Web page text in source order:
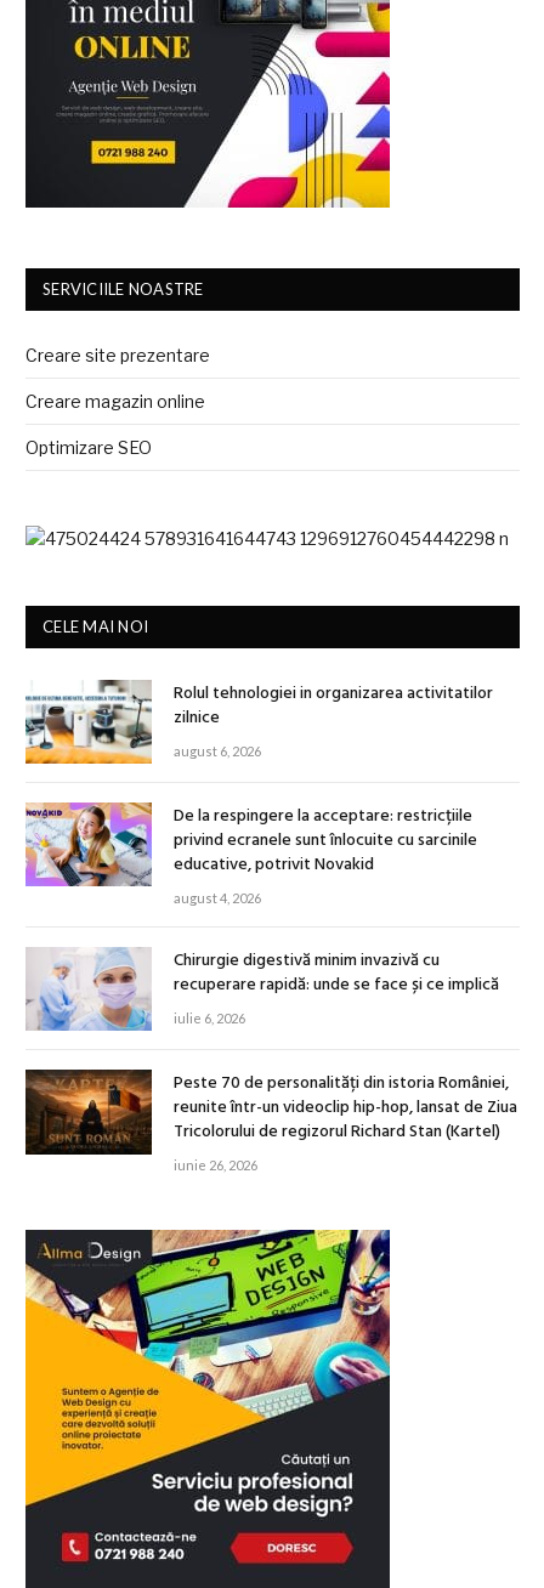
SERVICIILE NOASTRE
Creare site prezentare
Creare magazin online
Optimizare SEO
CELE MAI NOI
Rolul tehnologiei in organizarea activitatilor
zilnice
august 6, 2026
De la respingere la acceptare: restricțiile
privind ecranele sunt înlocuite cu sarcinile
educative, potrivit Novakid
august 4, 2026
Chirurgie digestivă minim invazivă cu
recuperare rapidă: unde se face și ce implică
iulie 6, 2026
Peste 70 de personalități din istoria României,
reunite într-un videoclip hip-hop, lansat de Ziua
Tricolorului de regizorul Richard Stan (Kartel)
iunie 26, 2026